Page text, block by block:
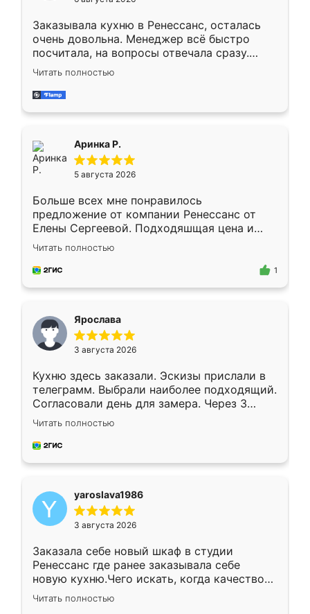
Заказывала кухню в Ренессанс, осталась
очень довольна. Менеджер всё быстро
посчитала, на вопросы отвечала сразу.
Замерщик приехал в субботу, подошёл к
делу со всей ответственностью. Собрали
за день, ребята работали аккуратно, даже
Читать полностью
Аринка Р.
5 августа 2026
Больше всех мне понравилось
предложение от компании Ренессанс от
Елены Сергеевой. Подходяшщая цена и
короткие сроки изготовления. Приехавший
для замера сотрудник Владислав
предложил по моему эскизу самый
Читать полностью
1
Ярослава
3 августа 2026
Кухню здесь заказали. Эскизы прислали в
телеграмм. Выбрали наиболее подходящий.
Согласовали день для замера. Через 3
недели кухня была уже готова. Остались
довольны работой. Спасибо Ренессанс
мебель за качественную работу!
Читать полностью
yaroslava1986
3 августа 2026
Заказала себе новый шкаф в студии
Ренессанс где ранее заказывала себе
новую кухню.Чего искать, когда качеством
вполне довольна. Служит кухня уже почти
два года, нареканий нет.
Читать полностью